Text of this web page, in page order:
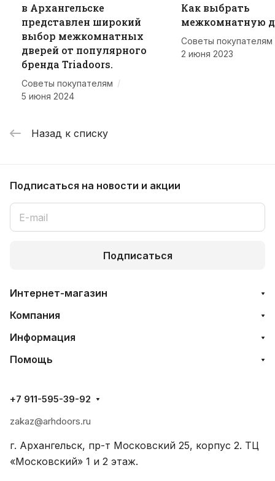
в Архангельске
представлен широкий
выбор межкомнатных
дверей от популярного
бренда Triadoors.
Советы покупателям /
5 июня 2024
Как выбрать
межкомнатную
Советы покупателям
2 июня 2023
Назад к списку
Подписаться на новости и акции
Подписаться
Интернет-магазин
Компания
Информация
Помощь
+7 911-595-39-92
zakaz@arhdoors.ru
г. Архангельск, пр-т Московский 25, корпус 2. ТЦ
«Московский» 1 и 2 этаж.